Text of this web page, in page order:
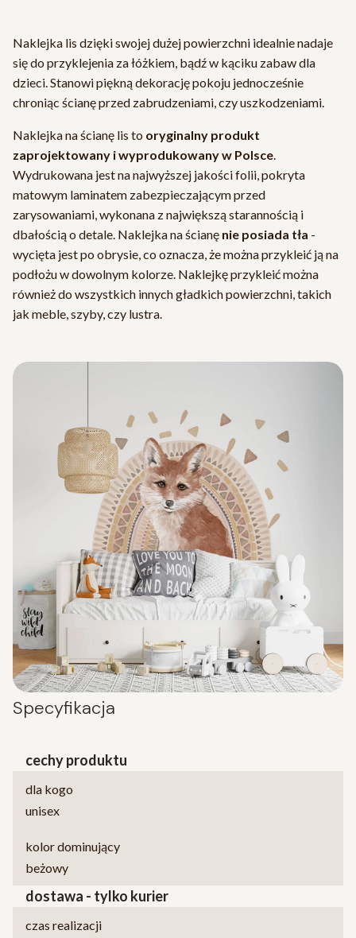
Naklejka lis dzięki swojej dużej powierzchni idealnie nadaje
się do przyklejenia za łóżkiem, bądź w kąciku zabaw dla
dzieci. Stanowi piękną dekorację pokoju jednocześnie
chroniąc ścianę przed zabrudzeniami, czy uszkodzeniami.
Naklejka na ścianę lis to oryginalny produkt
zaprojektowany i wyprodukowany w Polsce.
Wydrukowana jest na najwyższej jakości folii, pokryta
matowym laminatem zabezpieczającym przed
zarysowaniami, wykonana z największą starannością i
dbałością o detale. Naklejka na ścianę nie posiada tła -
wycięta jest po obrysie, co oznacza, że można przykleić ją na
podłożu w dowolnym kolorze. Naklejkę przykleić można
również do wszystkich innych gładkich powierzchni, takich
jak meble, szyby, czy lustra.
Specyfikacja
cechy produktu
dla kogo
unisex
kolor dominujący
beżowy
dostawa - tylko kurier
czas realizacji